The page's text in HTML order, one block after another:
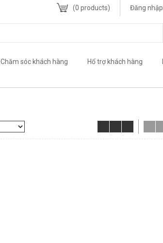
(0 products) Đăng nhập
Chăm sóc khách hàng Hổ trợ khách hàng